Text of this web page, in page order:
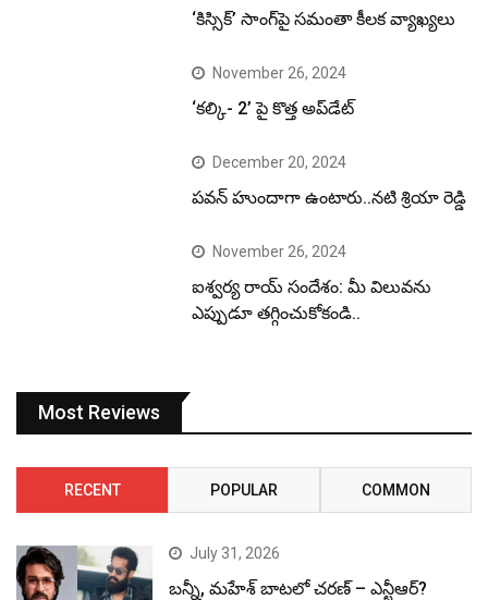
‘కిస్సిక్’ సాంగ్‌పై సమంతా కీలక వ్యాఖ్యలు
November 26, 2024
‘కల్కి- 2’ పై కొత్త అప్‌డేట్
December 20, 2024
పవన్ హుందాగా ఉంటారు..నటి శ్రియా రెడ్డి
November 26, 2024
ఐశ్వర్య రాయ్ సందేశం: మీ విలువను
ఎప్పుడూ తగ్గించుకోకండి..
Most Reviews
RECENT POPULAR COMMON
July 31, 2026
బన్నీ, మహేశ్ బాటలో చరణ్ – ఎన్టీఆర్?